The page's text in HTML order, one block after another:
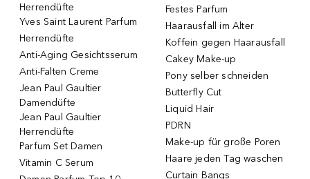
Herrendüfte
Yves Saint Laurent Parfum
Herrendüfte
Anti-Aging Gesichtsserum
Anti-Falten Creme
Jean Paul Gaultier
Damendüfte
Jean Paul Gaultier
Herrendüfte
Parfum Set Damen
Vitamin C Serum
Festes Parfum
Haarausfall im Alter
Koffein gegen Haarausfall
Cakey Make-up
Pony selber schneiden
Butterfly Cut
Liquid Hair
PDRN
Make-up für große Poren
Haare jeden Tag waschen
Curtain Bangs